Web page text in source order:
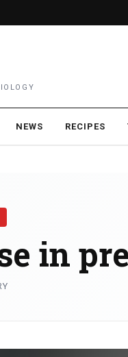
NEWS RECIPES
in